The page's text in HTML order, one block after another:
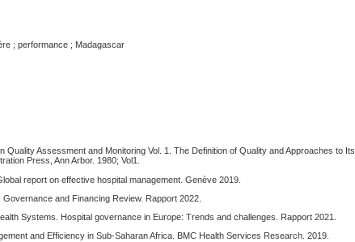
; performance ; Madagascar
Quality Assessment and Monitoring Vol. 1. The Definition of Quality and Approaches to Its
Press, Ann Arbor. 1980; Vol1.
report on effective hospital management. Genève 2019.
and Financing Review. Rapport 2022.
Systems. Hospital governance in Europe: Trends and challenges. Rapport 2021.
and Efficiency in Sub-Saharan Africa. BMC Health Services Research. 2019.